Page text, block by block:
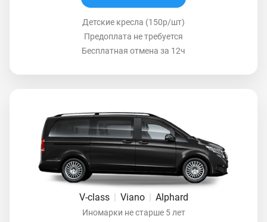
Детские кресла (150р/шт)
Предоплата не требуется
Бесплатная отмена за 12ч
V-class | Viano | Alphard
Иномарки не старше 5 лет